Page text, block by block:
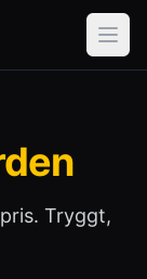
Tryggt,